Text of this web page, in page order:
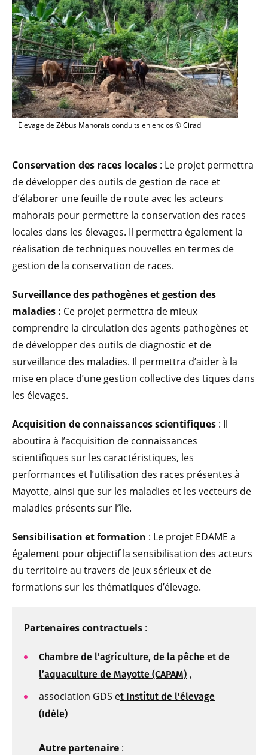
Élevage de Zébus Mahorais conduits en enclos © Cirad
Conservation des races locales : Le projet permettra
de développer des outils de gestion de race et
d’élaborer une feuille de route avec les acteurs
mahorais pour permettre la conservation des races
locales dans les élevages. Il permettra également la
réalisation de techniques nouvelles en termes de
gestion de la conservation de races.
Surveillance des pathogènes et gestion des
maladies : Ce projet permettra de mieux
comprendre la circulation des agents pathogènes et
de développer des outils de diagnostic et de
surveillance des maladies. Il permettra d’aider à la
mise en place d’une gestion collective des tiques dans
les élevages.
Acquisition de connaissances scientifiques : Il
aboutira à l’acquisition de connaissances
scientifiques sur les caractéristiques, les
performances et l’utilisation des races présentes à
Mayotte, ainsi que sur les maladies et les vecteurs de
maladies présents sur l’île.
Sensibilisation et formation : Le projet EDAME a
également pour objectif la sensibilisation des acteurs
du territoire au travers de jeux sérieux et de
formations sur les thématiques d’élevage.
Partenaires contractuels :
Chambre de l’agriculture, de la pêche et de
l’aquaculture de Mayotte (CAPAM) ,
association GDS et Institut de l'élevage
(Idèle)
Autre partenaire :